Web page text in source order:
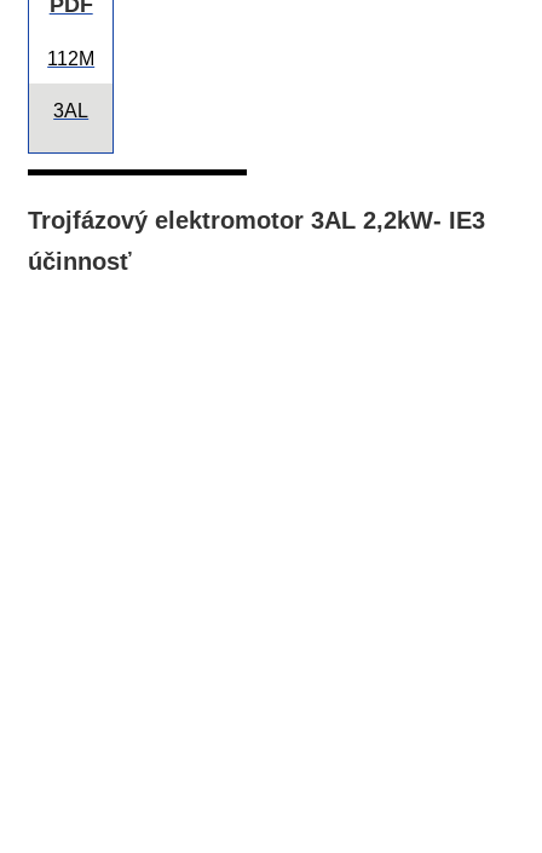
PDF
112M
3AL
Trojfázový elektromotor 3AL 2,2kW- IE3
účinnosť